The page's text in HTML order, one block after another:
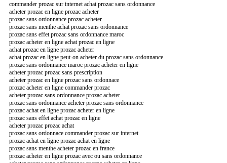
commander prozac sur internet achat prozac sans ordonnance
acheter prozac en ligne prozac acheter
prozac sans ordonnance prozac acheter
prozac sans menthe achat prozac sans ordonnance
prozac sans effet prozac sans ordonnance maroc
prozac acheter en ligne achat prozac en ligne
achat prozac en ligne prozac acheter
achat prozac en ligne peut-on acheter du prozac sans ordonnance
prozac sans ordonnance maroc prozac acheter en ligne
acheter prozac prozac sans prescription
acheter prozac en ligne prozac sans ordonnace
prozac acheter en ligne commander prozac
acheter prozac sans ordonnance prozac acheter
prozac sans ordonnance acheter prozac sans ordonnance
prozac achat en ligne prozac acheter en ligne
prozac sans effet achat prozac en ligne
acheter prozac prozac achat
prozac sans ordonnace commander prozac sur internet
prozac achat en ligne prozac achat en ligne
prozac sans menthe acheter prozac en france
prozac acheter en ligne prozac avec ou sans ordonnance